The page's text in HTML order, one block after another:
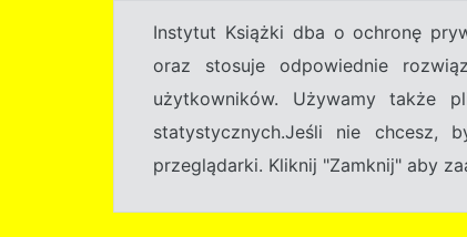
Instytut Książki dba o ochronę
oraz stosuje odpowiednie
użytkowników. Używamy także
statystycznych.Jeśli nie chcesz,
przeglądarki. Kliknij "Zamknij" aby